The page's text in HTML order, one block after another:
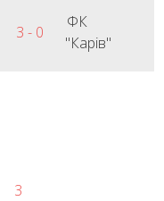
3 - 0
ФК
"Карів"
3